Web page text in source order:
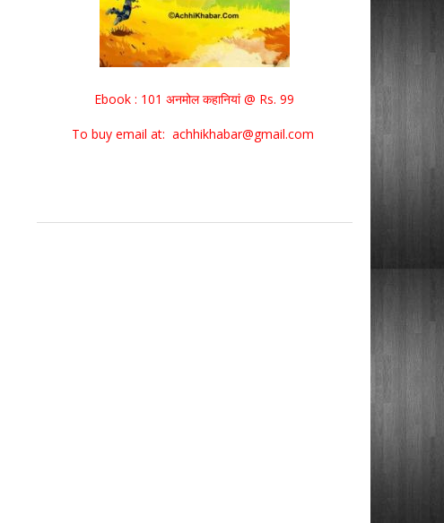
Ebook : 101 अनमोल कहानियां @ Rs. 99
To buy email at: achhikhabar@gmail.com